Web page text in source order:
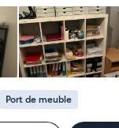
y compris dans les
force de proposition et
sa prestation ! Merci encore pour
!
Port de meuble